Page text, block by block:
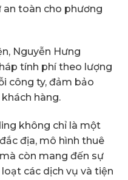
an toàn cho phương
Nguyễn Hưng
tính phí theo lượng
công ty, đảm bảo
hàng.
không chỉ là một
địa, mô hình thuê
còn mang đến sự
các dịch vụ và tiện